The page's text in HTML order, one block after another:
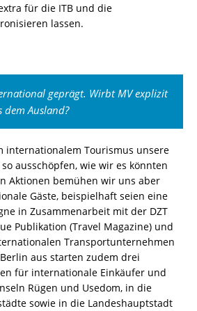
für die ITB und die
lassen.
geprägt. Wirbt MV explizit
dem Ausland?
internationalem Tourismus unsere
ausschöpfen, wie wir es könnten
Aktionen bemühen wir uns aber
Gäste, beispielhaft seien eine
in Zusammenarbeit mit der DZT
Publikation (Travel Magazine) und
Transportunternehmen
aus starten zudem drei
für internationale Einkäufer und
Rügen und Usedom, in die
sowie in die Landeshauptstadt